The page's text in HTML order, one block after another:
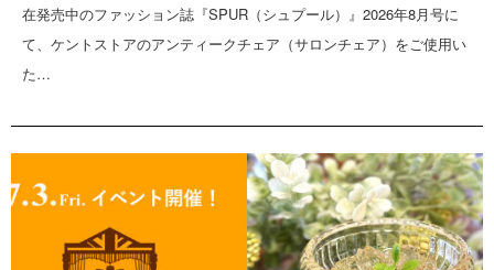
在発売中のファッション誌『SPUR（シュプール）』2026年8月号に
て、ケントストアのアンティークチェア（サロンチェア）をご使用い
た…